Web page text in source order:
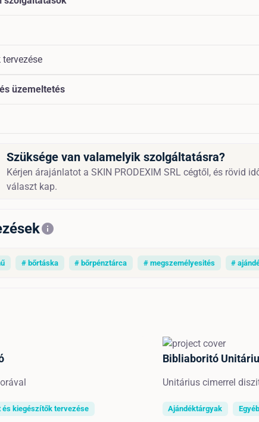
üzemeltetés
Szüksége van valamelyik szolgáltatásra?
Kérjen árajánlatot a SKIN PRODEXIM SRL cégtől, és rövid
választ kap.
info
# bőrtáska # bőrpénztárca # megszemélyesités #
és kiegészítők tervezése
Bibliaboritó
Unitárius cimerrel
Ajándéktárgyak Egyéb